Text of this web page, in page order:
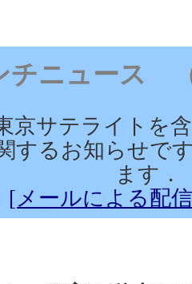
チニュース （
京サテライトを
するお知らせで
ます．
[メールによる配